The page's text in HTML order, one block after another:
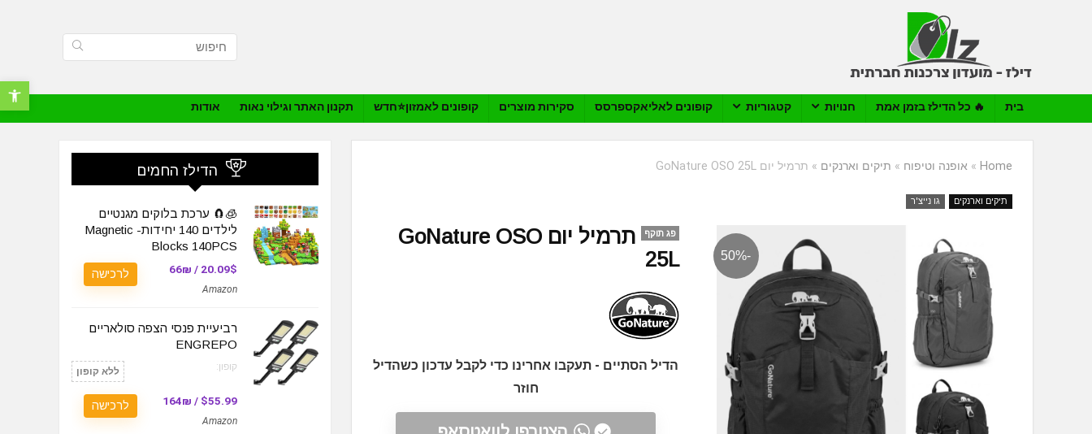
פתח
בית 🔥 כל הדילז בזמן אמת חנויות קטגוריות קופונים לאליאקספרסס סקירות מוצרים קופונים לאמזון⭐️חדש תקנון האתר וגילוי נאות אודות
Home
» אופנה וטיפוח » תיקים וארנקים » תרמיל יום GoNature OSO 25L
תיקים וארנקים גו נייצ'ר
-50%
פג תוקף
תרמיל יום GoNature OSO
25L
הדיל הסתיים - תעקבו אחרינו כדי לקבל עדכון כשהדיל
חוזר
הדילז החמים
🧊🧲 ערכת בלוקים מגנטיים
לילדים 140 יחידות- Magnetic
Blocks 140PCS
20.09$ / 66₪
Amazon
לרכישה
רביעיית פנסי הצפה סולאריים
ENGREPO
קופון: ללא קופון
$55.99 / 164₪
Amazon
לרכישה